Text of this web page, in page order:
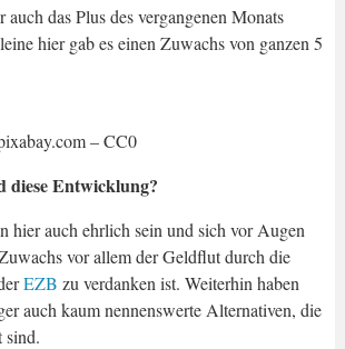
das Plus des vergangenen Monats
hier gab es einen Zuwachs von ganzen 5
– CC0
diese Entwicklung?
hier auch ehrlich sein und sich vor Augen
vor allem der Geldflut durch die
EZB zu verdanken ist. Weiterhin haben
auch kaum nennenswerte Alternativen, die
sind.